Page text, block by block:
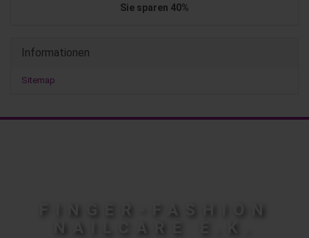
Sie sparen 40%
Informationen
Sitemap
FINGER-FASHION
NAILCARE E.K.